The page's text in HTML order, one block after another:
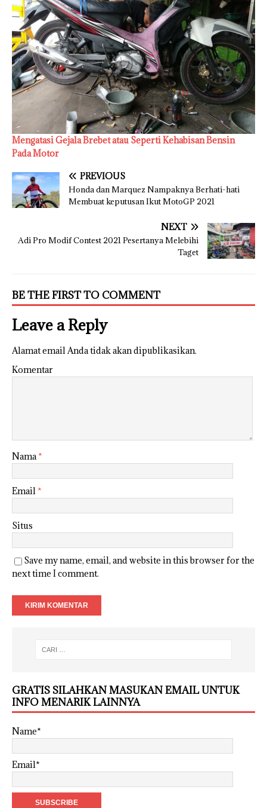
Mengatasi Gejala Brebet atau Seperti Kehabisan Bensin
Pada Motor
PREVIOUS
Honda dan Marquez Nampaknya Berhati-hati
Membuat keputusan Ikut MotoGP 2021
NEXT
Adi Pro Modif Contest 2021 Pesertanya Melebihi
Taget
BE THE FIRST TO COMMENT
Leave a Reply
Alamat email Anda tidak akan dipublikasikan.
Komentar
Nama*
Email *
Situs
Save my name, email, and website in this browser for the
next time I comment.
GRATIS SILAHKAN MASUKAN EMAIL UNTUK
INFO MENARIK LAINNYA
Name*
Email*